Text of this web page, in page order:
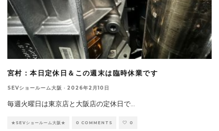
宮村：本日定休日＆この週末は臨時休業です
SEVショールーム大阪 · 2026年2月10日
毎週火曜日は東京店と大阪店の定休日で
★SEVショールーム大阪★ 0 COMMENTS 0